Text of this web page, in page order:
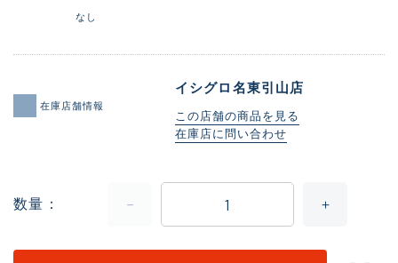
なし
在庫店舗情報
イシグロ名東引山店
この店舗の商品を見る
在庫店に問い合わせ
数量